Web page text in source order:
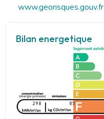
www.georisques.gouv.fr
Bilan energetique
298 85